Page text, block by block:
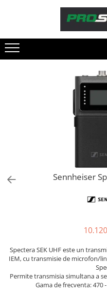
Sonorizare / PA
Adresare publica 100V
Pickup-uri, platane & accesorii
Playere si Recordere
Microfoane
Capsule de microfon
Sennheiser
Spectera SEK UHF este un
IEM, cu transmisie de microfon/
Permite transmisia simultana a
Gama de frecventa: 470